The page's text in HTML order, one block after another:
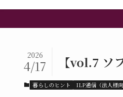
【vol.7 ソ
2026
4/17
暮らしのヒント ILP通信（法人様向